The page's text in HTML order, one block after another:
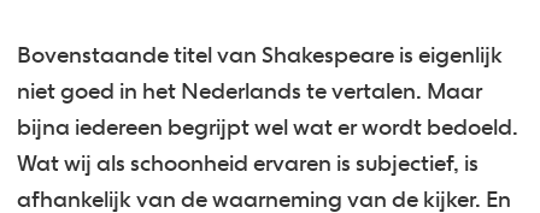
Bovenstaande titel van Shakespeare is eigenlijk
niet goed in het Nederlands te vertalen. Maar
bijna iedereen begrijpt wel wat er wordt bedoeld.
Wat wij als schoonheid ervaren is subjectief, is
afhankelijk van de waarneming van de kijker. En